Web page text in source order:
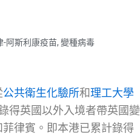
-阿斯利康疫苗, 變種病毒
公共衛生化驗所和理工大學
得英國以外入境者帶英國變
律賓。即本港已累計錄得